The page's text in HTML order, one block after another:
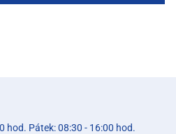
hod. Pátek: 08:30 - 16:00 hod.